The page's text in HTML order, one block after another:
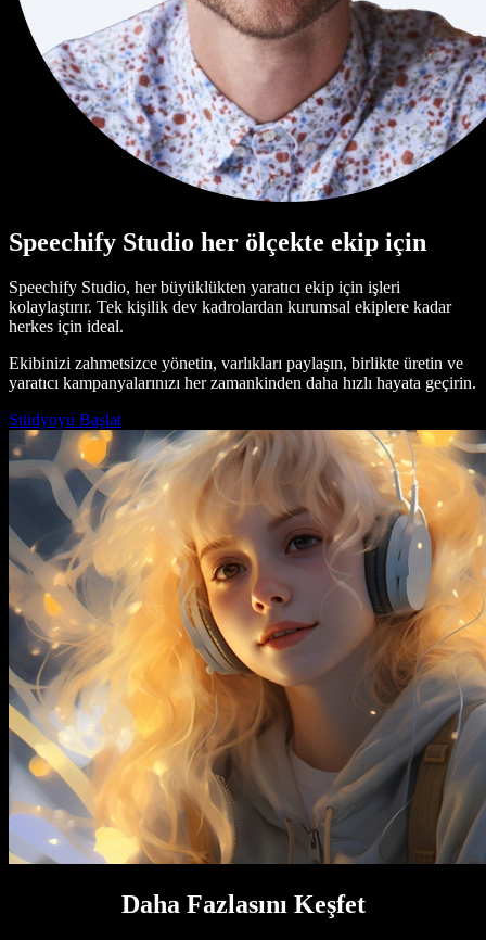
Speechify Studio her ölçekte ekip için
Speechify Studio, her büyüklükten yaratıcı ekip için işleri
kolaylaştırır. Tek kişilik dev kadrolardan kurumsal ekiplere kadar
herkes için ideal.
Ekibinizi zahmetsizce yönetin, varlıkları paylaşın, birlikte üretin ve
yaratıcı kampanyalarınızı her zamankinden daha hızlı hayata geçirin.
Stüdyoyu Başlat
Daha Fazlasını Keşfet